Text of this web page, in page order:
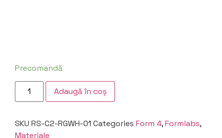
Precomandă
Adaugă în coș
SKU RS-C2-RGWH-01 Categories Form 4,Formlabs,
Materiale